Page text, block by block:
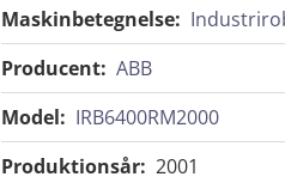
Maskinbetegnelse:
Producent: ABB
Model: IRB6400RM2000
Produktionsår: 2001